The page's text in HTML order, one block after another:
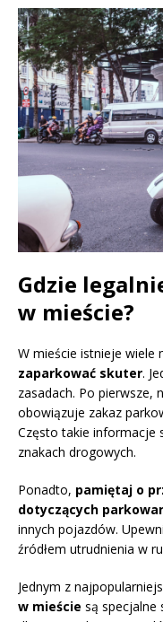
Gdzie
w mieście?
W mieście istnieje wiele
zaparkować skuter.
zasadach. Po pierwsze,
obowiązuje zakaz
Często takie informacje
znakach drogowych.
Ponadto, pamiętaj o
dotyczących
innych pojazdów.
źródłem utrudnienia w
Jednym z
w mieście są specjalne